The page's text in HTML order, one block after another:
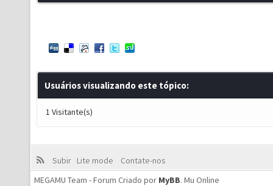
Usuários visualizando este tópico:
1 Visitante(s)
Subir Lite mode
Contate-nos
MEGAMU Team - Forum Criado por MyBB. Mu Online